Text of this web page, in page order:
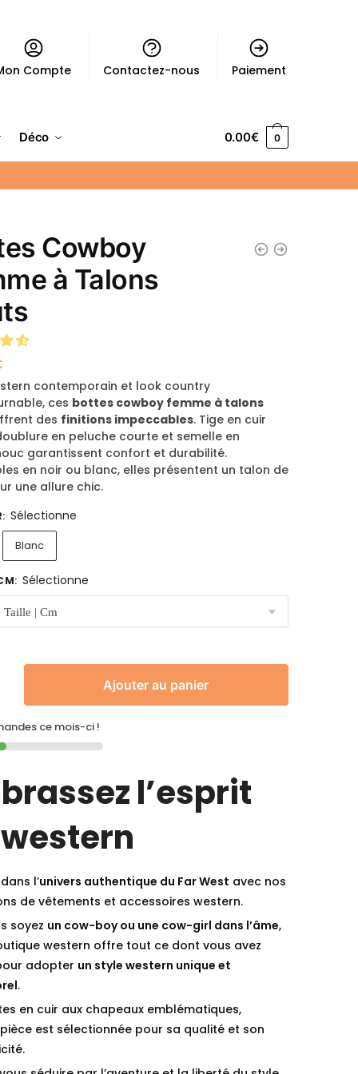
Compte Contactez-nous Paiement
Déco 0.00€ 0
Cowboy
à Talons
contemporain et look country
ces bottes cowboy femme à talons
des finitions impeccables. Tige en cuir
en peluche courte et semelle en
garantissent confort et durabilité.
en noir ou blanc, elles présentent un talon de
une allure chic.
: Sélectionne
Blanc
: Sélectionne
Ajouter au panier
ce mois-ci !
l’esprit
l’univers authentique du Far West avec nos
de vêtements et accessoires western.
soyez un cow-boy ou une cow-girl dans l’âme,
western offre tout ce dont vous avez
adopter un style western unique et
.
en cuir aux chapeaux emblématiques,
est sélectionnée pour sa qualité et son